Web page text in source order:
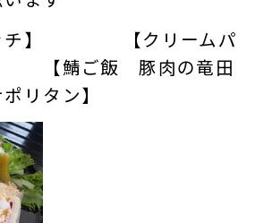
ッチ】 【クリームパ
鯖ご飯 豚肉の竜田
リタン】